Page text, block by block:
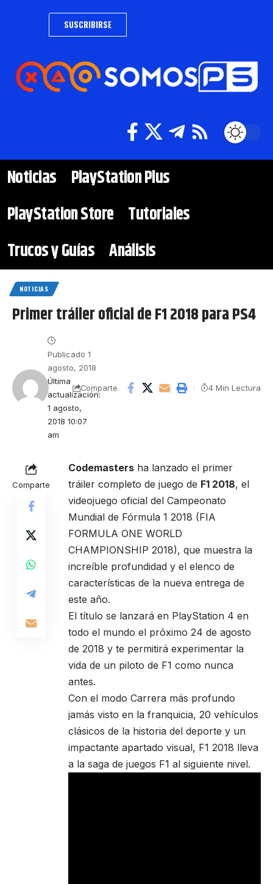
SUSCRIBIRSE
Noticias
PlayStation Plus
PlayStation Store Tutoriales
Trucos y Guías Análisis
NOTICIAS
Primer tráiler oficial de F1 2018 para PS4
Última
actualización:
1 agosto,
2018 10:07
am
Publicado 1
agosto, 2018
Comparte 4 Min Lectura
Comparte
Codemasters ha lanzado el primer
tráiler completo de juego de F1 2018, el
videojuego oficial del Campeonato
Mundial de Fórmula 1 2018 (FIA
FORMULA ONE WORLD
CHAMPIONSHIP 2018), que muestra la
increíble profundidad y el elenco de
características de la nueva entrega de
este año.
El título se lanzará en PlayStation 4 en
todo el mundo el próximo 24 de agosto
de 2018 y te permitirá experimentar la
vida de un piloto de F1 como nunca
antes.
Con el modo Carrera más profundo
jamás visto en la franquicia, 20 vehículos
clásicos de la historia del deporte y un
impactante apartado visual, F1 2018 lleva
a la saga de juegos F1 al siguiente nivel.